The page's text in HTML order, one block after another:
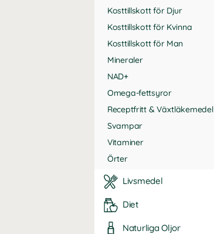
Kosttillskott för Djur
Kosttillskott för Kvinna
Kosttillskott för Man
Mineraler
NAD+
Omega-fettsyror
Receptfritt & Växtläkemedel
Svampar
Vitaminer
Örter
Livsmedel
Diet
Naturliga Oljor